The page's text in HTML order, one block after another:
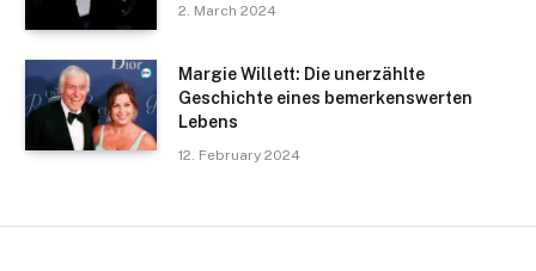
2. March 2024
Margie Willett: Die unerzählte
Geschichte eines bemerkenswerten
Lebens
12. February 2024